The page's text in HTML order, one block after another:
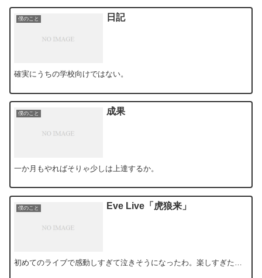
僕のこと 日記
確実にうちの学校向けではない。
僕のこと 成果
一か月もやればそりゃ少しは上達するか。
僕のこと Eve Live「虎狼来」
初めてのライブで感動しすぎて泣きそうになったわ。楽しすぎた…